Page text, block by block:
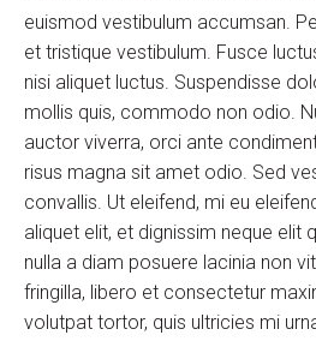
euismod vestibulum accumsan.
et tristique vestibulum. Fusce
nisi aliquet luctus. Suspendisse
mollis quis, commodo non odio.
auctor viverra, orci ante
risus magna sit amet odio. Sed
convallis. Ut eleifend, mi eu
aliquet elit, et dignissim neque elit
nulla a diam posuere lacinia non
fringilla, libero et consectetur
volutpat tortor, quis ultricies mi